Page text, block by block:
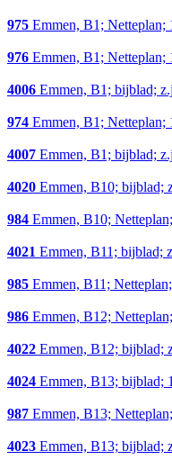
975 Emmen, B1; Netteplan;
976 Emmen, B1; Netteplan;
4006 Emmen, B1; bijblad;
974 Emmen, B1; Netteplan;
4007 Emmen, B1; bijblad;
4020 Emmen, B10; bijblad;
984 Emmen, B10;
4021 Emmen, B11; bijblad;
985 Emmen, B11;
986 Emmen, B12;
4022 Emmen, B12; bijblad;
4024 Emmen, B13; bijblad;
987 Emmen, B13;
4023 Emmen, B13; bijblad;